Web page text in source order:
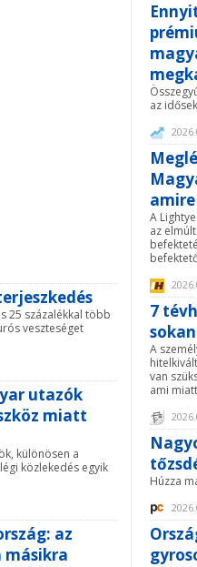
25 százalékkal több
veszteséget
utazók
miatt
különösen a
közlekedés egyik
az
másikra
az
A
az
7
A
van
ami
Húzza